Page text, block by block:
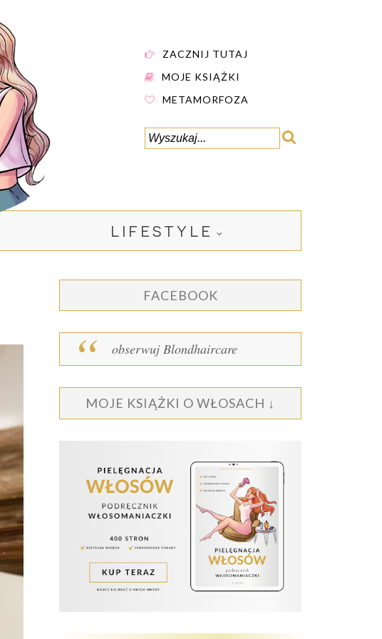
ZACZNIJ TUTAJ
MOJE KSIĄŻKI
METAMORFOZA
LIFESTYLE
FACEBOOK
obserwuj Blondhaircare
MOJE KSIĄŻKI O WŁOSACH ↓